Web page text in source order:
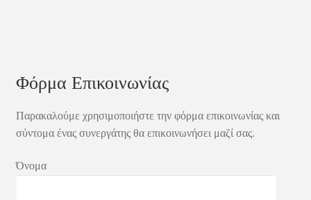
Φόρμα Επικοινωνίας
Παρακαλούμε χρησιμοποιήστε την φόρμα επικοινωνίας και
σύντομα ένας συνεργάτης θα επικοινωνήσει μαζί σας.
Όνομα